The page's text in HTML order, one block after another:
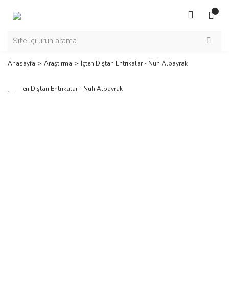
Anasayfa Araştırma İçten Dıştan Entrikalar - Nuh Albayrak